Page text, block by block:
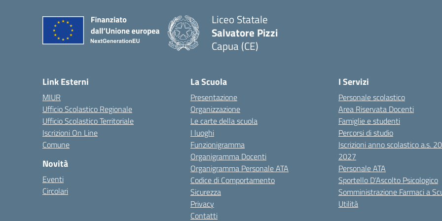
Liceo Statale
Salvatore Pizzi
Capua (CE)
Link Esterni
MIUR
Ufficio Scolastico Regionale
Ufficio Scolastico Territoriale
Iscrizioni On Line
Comune
Novità
Eventi
Circolari
La Scuola
Presentazione
Organizzazione
Le carte della scuola
I luoghi
Funzionigramma
Organigramma Docenti
Organigramma Personale ATA
Codice di Comportamento
Sicurezza
Privacy
Contatti
I Servizi
Personale scolastico
Area Riservata Docenti
Famiglie e studenti
Percorsi di studio
Iscrizioni anno scolastico a.s.
2027
Personale ATA
Sportello D’Ascolto Psicologico
Somministrazione Farmaci a
Utilità